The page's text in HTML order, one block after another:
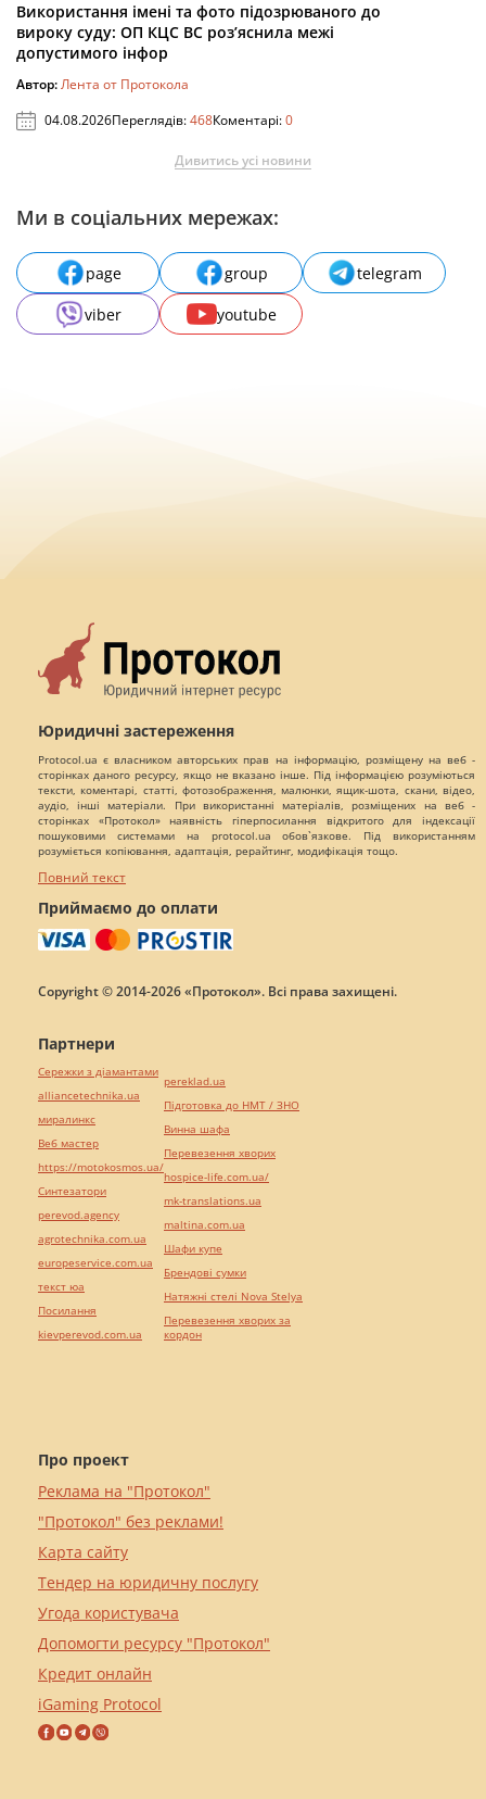
Використання імені та фото підозрюваного до
вироку суду: ОП КЦС ВС роз’яснила межі
допустимого інфор
Автор:Лента от Протокола
04.08.2026Переглядів:468Коментарі:0
Дивитись усі новини
Ми в соціальних мережах:
page group
telegram
viber
youtube
Юридичні застереження
Protocol.ua є власником авторських прав на інформацію, розміщену на веб -
сторінках даного ресурсу, якщо не вказано інше. Під інформацією розуміються
тексти, коментарі, статті, фотозображення, малюнки, ящик-шота, скани, відео,
аудіо, інші матеріали. При використанні матеріалів, розміщених на веб -
сторінках «Протокол» наявність гіперпосилання відкритого для індексації
пошуковими системами на protocol.ua обов`язкове. Під використанням
розуміється копіювання, адаптація, рерайтинг, модифікація тощо.
Повний текст
Приймаємо до оплати
Copyright © 2014-2026 «Протокол». Всі права захищені.
Про проект
Реклама на "Протокол"
"Протокол" без реклами!
Карта сайту
Тендер на юридичну послугу
Угода користувача
Допомогти ресурсу "Протокол"
Кредит онлайн
iGaming Protocol
Партнери
Сережки з діамантами
alliancetechnika.ua
миралинкс
Веб мастер
https://motokosmos.ua/
Синтезатори
perevod.agency
agrotechnika.com.ua
europeservice.com.ua
текст юа
Посилання
kievperevod.com.ua
pereklad.ua
Підготовка до НМТ / ЗНО
Винна шафа
Перевезення хворих
hospice-life.com.ua/
mk-translations.ua
maltina.com.ua
Шафи купе
Брендові сумки
Натяжні стелі Nova Stelya
Перевезення хворих за
кордон